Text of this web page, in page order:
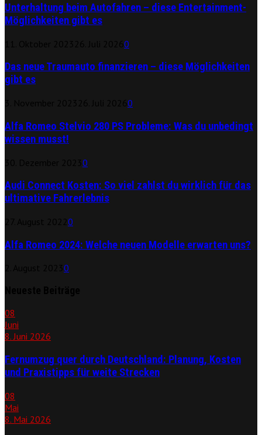
Unterhaltung beim Autofahren – diese Entertainment-
Möglichkeiten gibt es
0
Das neue Traumauto finanzieren – diese Möglichkeiten
gibt es
0
Alfa Romeo Stelvio 280 PS Probleme: Was du unbedingt
wissen musst!
0
Audi Connect Kosten: So viel zahlst du wirklich für das
ultimative Fahrerlebnis
0
Alfa Romeo 2024: Welche neuen Modelle erwarten uns?
0
08
Juni
8. Juni 2026
Fernumzug quer durch Deutschland: Planung, Kosten
und Praxistipps für weite Strecken
08
Mai
8. Mai 2026